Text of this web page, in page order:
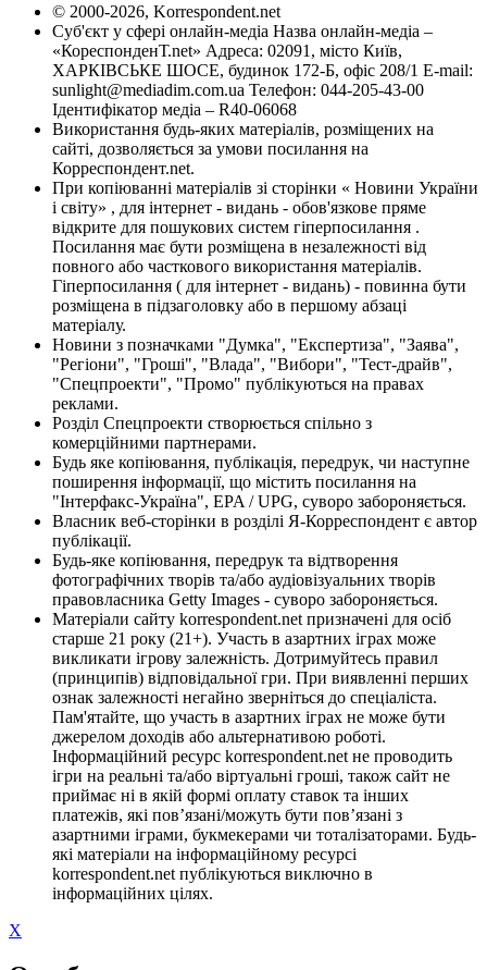
© 2000-2026, Korrespondent.net
Суб'єкт у сфері онлайн-медіа Назва онлайн-медіа –
«КореспонденТ.net» Адреса: 02091, місто Київ,
ХАРКІВСЬКЕ ШОСЕ, будинок 172-Б, офіс 208/1 E-mail:
sunlight@mediadim.com.ua Телефон: 044-205-43-00
Ідентифікатор медіа – R40-06068
Використання будь-яких матеріалів, розміщених на
сайті, дозволяється за умови посилання на
Корреспондент.net.
При копіюванні матеріалів зі сторінки « Новини України
і світу» , для інтернет - видань - обов'язкове пряме
відкрите для пошукових систем гіперпосилання .
Посилання має бути розміщена в незалежності від
повного або часткового використання матеріалів.
Гіперпосилання ( для інтернет - видань) - повинна бути
розміщена в підзаголовку або в першому абзаці
матеріалу.
Новини з позначками "Думка", "Експертиза", "Заява",
"Регіони", "Гроші", "Влада", "Вибори", "Тест-драйв",
"Спецпроекти", "Промо" публікуються на правах
реклами.
Розділ Спецпроекти створюється спільно з
комерційними партнерами.
Будь яке копіювання, публікація, передрук, чи наступне
поширення інформації, що містить посилання на
"Інтерфакс-Україна", EPA / UPG, суворо забороняється.
Власник веб-сторінки в розділі Я-Корреспондент є автор
публікації.
Будь-яке копіювання, передрук та відтворення
фотографічних творів та/або аудіовізуальних творів
правовласника Getty Images - суворо забороняється.
Матеріали сайту korrespondent.net призначені для осіб
старше 21 року (21+). Участь в азартних іграх може
викликати ігрову залежність. Дотримуйтесь правил
(принципів) відповідальної гри. При виявленні перших
ознак залежності негайно зверніться до спеціаліста.
Пам'ятайте, що участь в азартних іграх не може бути
джерелом доходів або альтернативою роботі.
Інформаційний ресурс korrespondent.net не проводить
ігри на реальні та/або віртуальні гроші, також сайт не
приймає ні в якій формі оплату ставок та інших
платежів, які пов’язані/можуть бути пов’язані з
азартними іграми, букмекерами чи тоталізаторами. Будь-
які матеріали на інформаційному ресурсі
korrespondent.net публікуються виключно в
інформаційних цілях.
X